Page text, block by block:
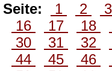
Seite: 1 2
16
17 18
30
31 32
44
45 46